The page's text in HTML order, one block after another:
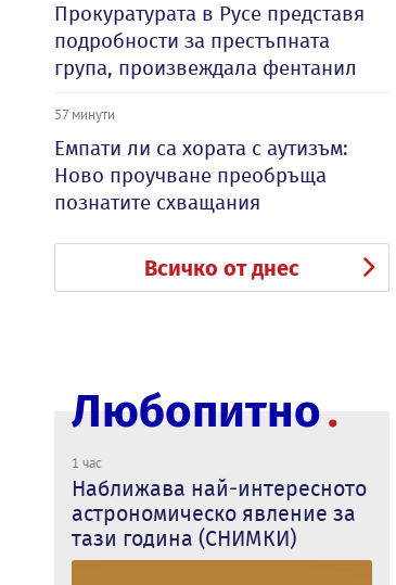
Прокуратурата в Русе представя
подробности за престъпната
група, произвеждала фентанил
57 минути
Емпати ли са хората с аутизъм:
Ново проучване преобръща
познатите схващания
Всичко от днес
Любопитно
1 час
Наближава най-интересното
астрономическо явление за
тази година (СНИМКИ)